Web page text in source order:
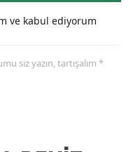
ve kabul ediyorum
siz yazın, tartışalım *